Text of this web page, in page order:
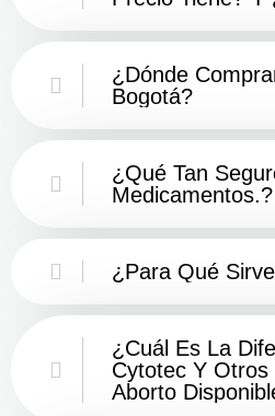
¿Dónde
Bogotá?
¿Qué Tan
Medicamentos.?
¿Para Qué
¿Cuál Es La
Cytotec Y
Aborto